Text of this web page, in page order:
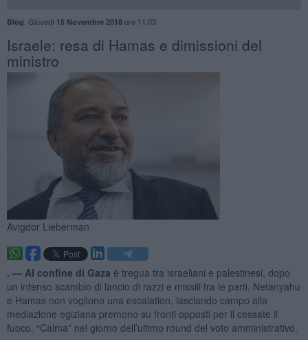
Blog Giovedì 15 Novembre 2018ore 11:03
Israele: resa di Hamas e dimissioni del
ministro
Avigdor Lieberman
. — Al confine di Gaza è tregua tra israeliani e palestinesi, dopo
un intenso scambio di lancio di razzi e missili tra le parti. Netanyahu
e Hamas non vogliono una escalation, lasciando campo alla
mediazione egiziana premono su fronti opposti per il cessate il
fuoco. “Calma” nel giorno dell’ultimo round del voto amministrativo.